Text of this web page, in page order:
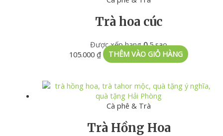
Trà hoa cúc
Được xếp hạng05 sao
105.000₫ THÊM VÀO GIỎ HÀNG
Cà phê & Trà
Trà Hồng Hoa